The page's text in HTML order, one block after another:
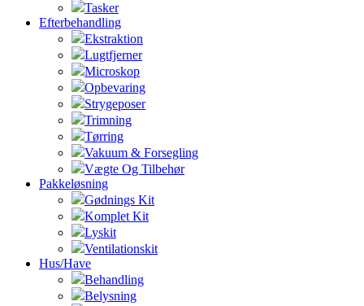
Tasker
Efterbehandling
Ekstraktion
Lugtfjerner
Microskop
Opbevaring
Strygeposer
Trimning
Tørring
Vakuum & Forsegling
Vægte Og Tilbehør
Pakkeløsning
Gødnings Kit
Komplet Kit
Lyskit
Ventilationskit
Hus/Have
Behandling
Belysning